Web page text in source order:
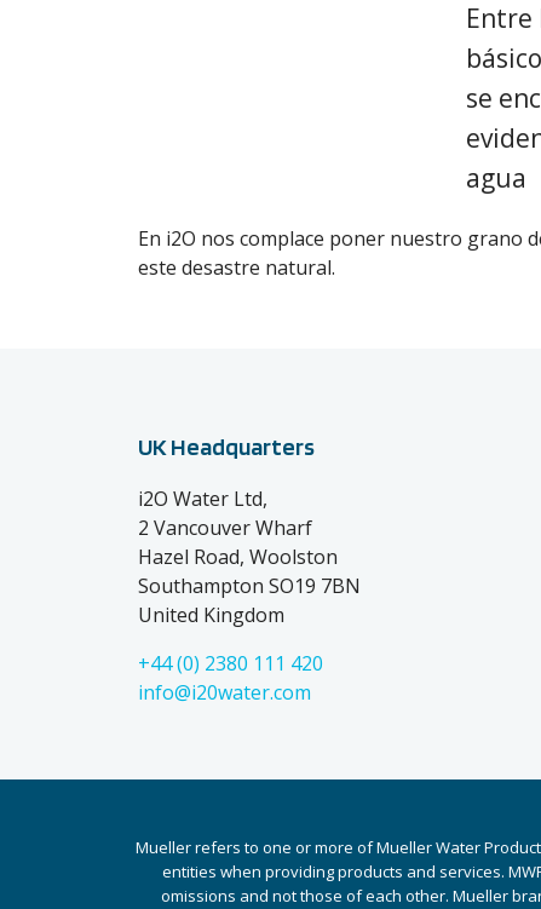
Entre
se
agua
En i2O nos complace poner nuestro grano
este desastre natural.
UK Headquarters
i2O Water Ltd,
2 Vancouver Wharf
Hazel Road, Woolston
Southampton SO19 7BN
United Kingdom
+44 (0) 2380 111 420
info@i20water.com
Mueller refers to one or more of Mueller Water
entities when providing products and services.
omissions and not those of each other. Mueller